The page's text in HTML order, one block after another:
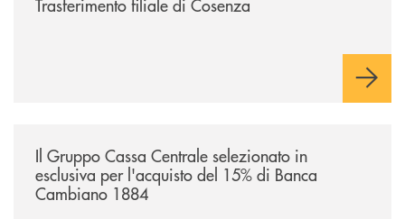
Trasferimento filiale di Cosenza
Il Gruppo Cassa Centrale selezionato in
esclusiva per l'acquisto del 15% di Banca
Cambiano 1884